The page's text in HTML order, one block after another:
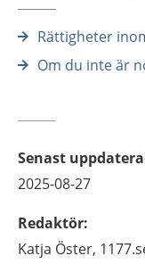
Rättigheter
Om du inte är
Senast
2025-08-27
Redaktör:
Katja Öster,